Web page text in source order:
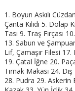
1. Boyun Askılı
Çanta Kilidi 5. Dolap
Tası 9. Traş Fırçası
13. Sabun ve
Lif, Çamaşır Filesi 17.
19. Çatal İğne 20.
Tırnak Makası 24.
28. Pudra 29. Askerin